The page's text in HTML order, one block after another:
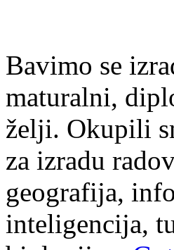
Bavimo se
maturalni,
želji. Okupili
za izradu
geografija,
inteligencija,